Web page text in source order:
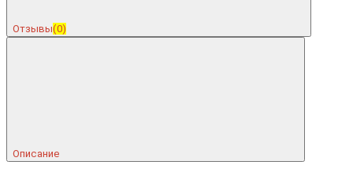
Отзывы(0)
Описание